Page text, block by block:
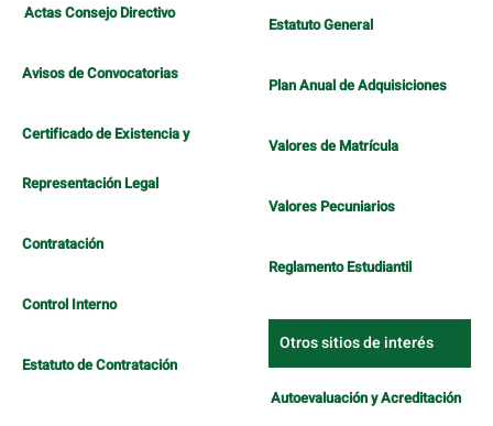
Actas Consejo Directivo
Avisos de Convocatorias
Certificado de Existencia y
Representación Legal
Contratación
Control Interno
Estatuto de Contratación
Estatuto General
Plan Anual de Adquisiciones
Valores de Matrícula
Valores Pecuniarios
Reglamento Estudiantil
Otros sitios de interés
Autoevaluación y Acreditación